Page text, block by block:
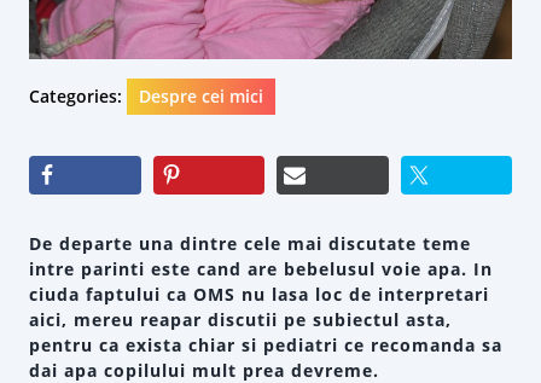
Categories: Despre cei mici
De departe una dintre cele mai discutate teme
intre parinti este cand are bebelusul voie apa. In
ciuda faptului ca OMS nu lasa loc de interpretari
aici, mereu reapar discutii pe subiectul asta,
pentru ca exista chiar si pediatri ce recomanda sa
dai apa copilului mult prea devreme.